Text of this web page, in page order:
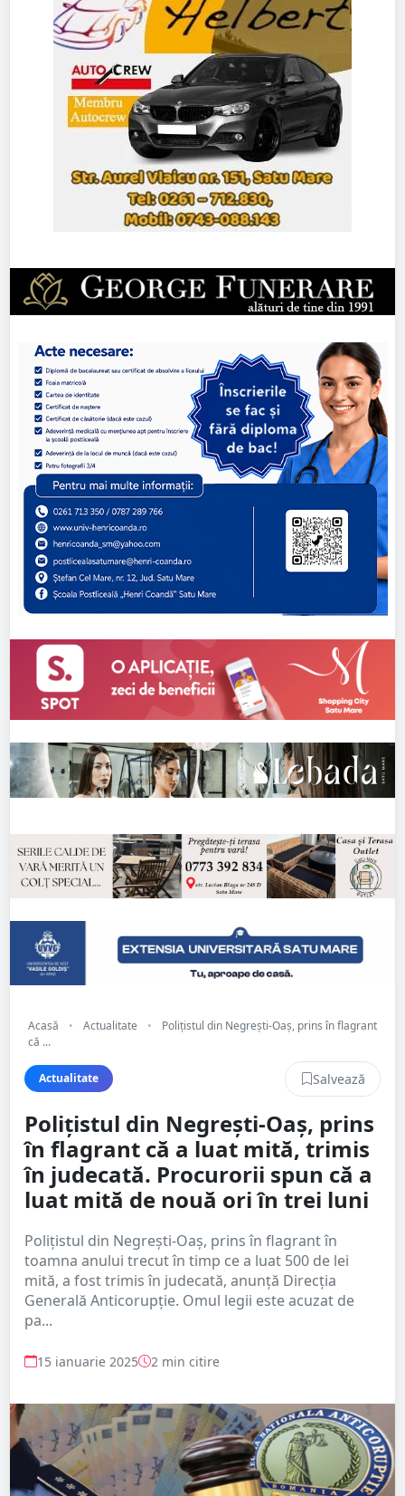
Acasă • Actualitate •
Polițistul din Negrești-Oaș, prins în flagrant
că ...
Actualitate Salvează
Polițistul din Negrești-Oaș, prins
în flagrant că a luat mită, trimis
în judecată. Procurorii spun că a
luat mită de nouă ori în trei luni
Polițistul din Negrești-Oaș, prins în flagrant în
toamna anului trecut în timp ce a luat 500 de lei
mită, a fost trimis în judecată, anunță Direcția
Generală Anticorupție. Omul legii este acuzat de
pa...
15 ianuarie 2025 2 min citire